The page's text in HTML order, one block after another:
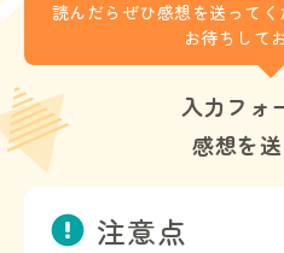
読んだらぜひ感想を送って
お待ちして
入力フォ
感想を送
注意点